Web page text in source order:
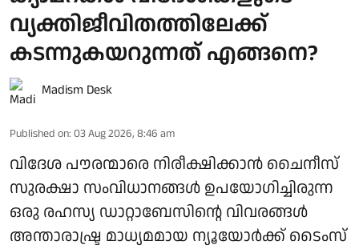
വ്യക്തിജീവിതത്തിലേക്ക്
കടന്നുകയറുന്നത് എങ്ങനെ?
Madism Desk
Published on: 03 Aug 2026, 8:46 am
വിദേശ പൗരന്മാരെ നിരീക്ഷിക്കാന്‍ ചൈനീസ്
സുരക്ഷാ സംവിധാനങ്ങള്‍ ഉപയോഗിച്ചിരുന്ന
ഒരു രഹസ്യ ഡാറ്റാബേസിന്റെ വിവരങ്ങള്‍
അന്താരാഷ്ട്ര മാധ്യമമായ ന്യൂയോര്‍ക്ക് ടൈംസ്